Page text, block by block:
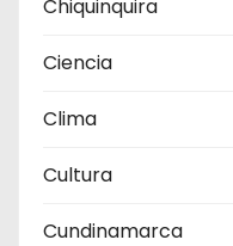
Chiquinquira
Ciencia
Clima
Cultura
Cundinamarca